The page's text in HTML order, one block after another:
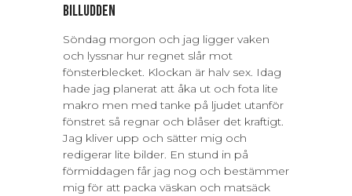
Billudden
Söndag morgon och jag ligger vaken
och lyssnar hur regnet slår mot
fönsterblecket. Klockan är halv sex. Idag
hade jag planerat att åka ut och fota lite
makro men med tanke på ljudet utanför
fönstret så regnar och blåser det kraftigt.
Jag kliver upp och sätter mig och
redigerar lite bilder. En stund in på
förmiddagen får jag nog och bestämmer
mig för att packa väskan och matsäck